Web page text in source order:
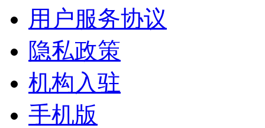
用户服务协议
隐私政策
机构入驻
手机版